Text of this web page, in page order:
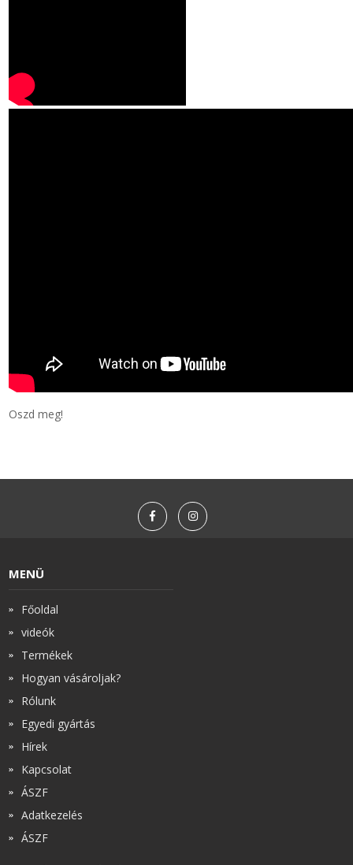
Oszd meg!
MENÜ
Főoldal
videók
Termékek
Hogyan vásároljak?
Rólunk
Egyedi gyártás
Hírek
Kapcsolat
ÁSZF
Adatkezelés
ÁSZF